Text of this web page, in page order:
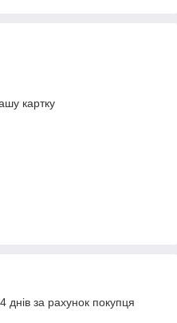
картку
за рахунок покупця